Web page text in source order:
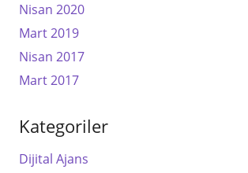
Nisan 2020
Mart 2019
Nisan 2017
Mart 2017
Kategoriler
Dijital Ajans